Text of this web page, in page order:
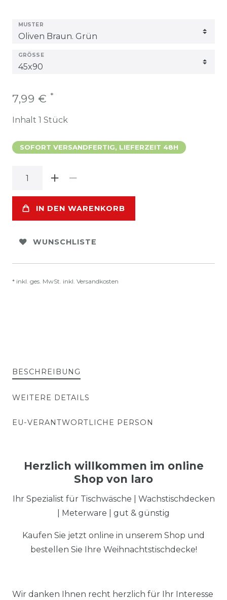
MUSTER
GRÖSSE
7,99 € *
Inhalt 1 Stück
SOFORT VERSANDFERTIG, LIEFERZEIT 48H
IN DEN WARENKORB
WUNSCHLISTE
* inkl. ges. MwSt. inkl. Versandkosten
BESCHREIBUNG
WEITERE DETAILS
EU-VERANTWORTLICHE PERSON
Herzlich willkommen im online
Shop von laro
Ihr Spezialist für Tischwäsche | Wachstischdecken
| Meterware | gut & günstig
Kaufen Sie jetzt online in unserem Shop und
bestellen Sie Ihre Weihnachtstischdecke!
Wir danken Ihnen recht herzlich für Ihr Interesse